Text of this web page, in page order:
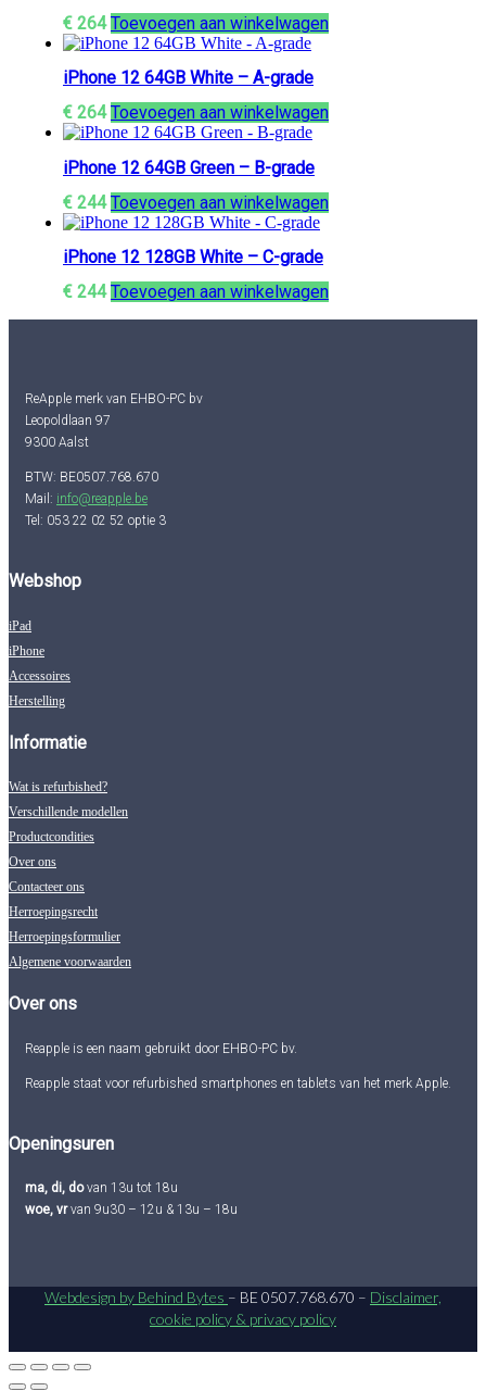
€ 264 Toevoegen aan winkelwagen
iPhone 12 64GB White – A-grade
€ 264 Toevoegen aan winkelwagen
iPhone 12 64GB Green – B-grade
€ 244 Toevoegen aan winkelwagen
iPhone 12 128GB White – C-grade
€ 244 Toevoegen aan winkelwagen
ReApple merk van EHBO-PC bv
Leopoldlaan 97
9300 Aalst
BTW: BE0507.768.670
Mail: info@reapple.be
Tel: 053 22 02 52 optie 3
Webshop
iPad
iPhone
Accessoires
Herstelling
Informatie
Wat is refurbished?
Verschillende modellen
Productcondities
Over ons
Contacteer ons
Herroepingsrecht
Herroepingsformulier
Algemene voorwaarden
Over ons
Reapple is een naam gebruikt door EHBO-PC bv.
Reapple staat voor refurbished smartphones en tablets van het merk Apple.
Openingsuren
ma, di, dovan 13u tot 18u
woe, vrvan 9u30 – 12u & 13u – 18u
Webdesign by Behind Bytes – BE 0507.768.670 – Disclaimer,
cookie policy & privacy policy